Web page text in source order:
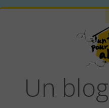
Un